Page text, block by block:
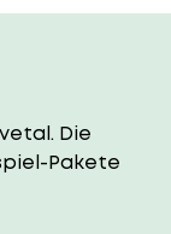
Die
Pakete